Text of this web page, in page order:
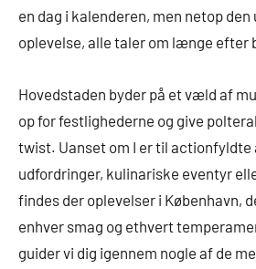
en dag i kalenderen, men netop
oplevelse, alle taler om længe efter
Hovedstaden byder på et væld af
op for festlighederne og give
twist. Uanset om I er til
udfordringer, kulinariske eventyr
findes der oplevelser i København,
enhver smag og ethvert
guider vi dig igennem nogle af de